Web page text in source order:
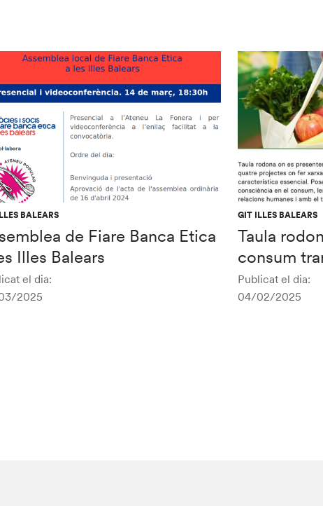
BALEARS
de Fiare Banca Etica
Illes Balears
el dia:
2025
GIT ILLES BALEARS
Taula
consum
Publicat el dia:
04/02/2025